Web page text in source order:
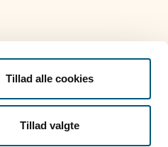
Tillad alle cookies
Tillad valgte